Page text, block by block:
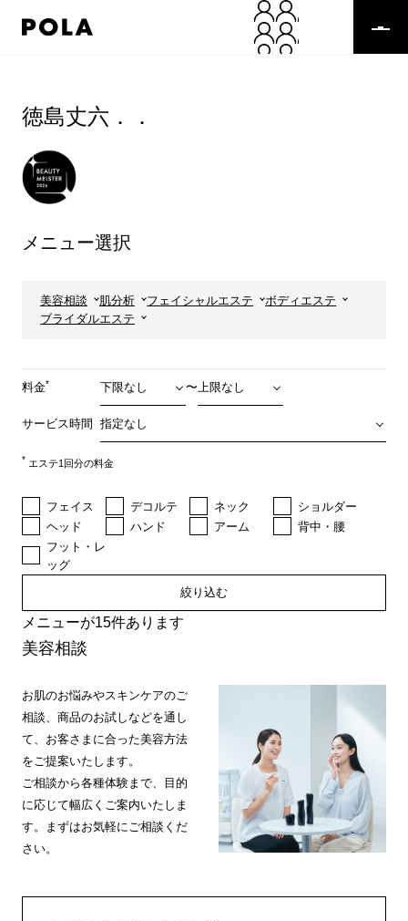
徳島丈六．．
メニュー選択
美容相談 肌分析 フェイシャルエステ
ボディエステ
ブライダルエステ
料金* 〜
サービス時間
* エステ1回分の料金
フェイス デコルテ ネック
ショルダー
ヘッド
ハンド アーム
背中・腰
フット・レ
ッグ
絞り込む
メニューが15件あります
美容相談
お肌のお悩みやスキンケアのご
相談、商品のお試しなどを通し
て、お客さまに合った美容方法
をご提案いたします。
ご相談から各種体験まで、目的
に応じて幅広くご案内いたしま
す。まずはお気軽にご相談くだ
さい。